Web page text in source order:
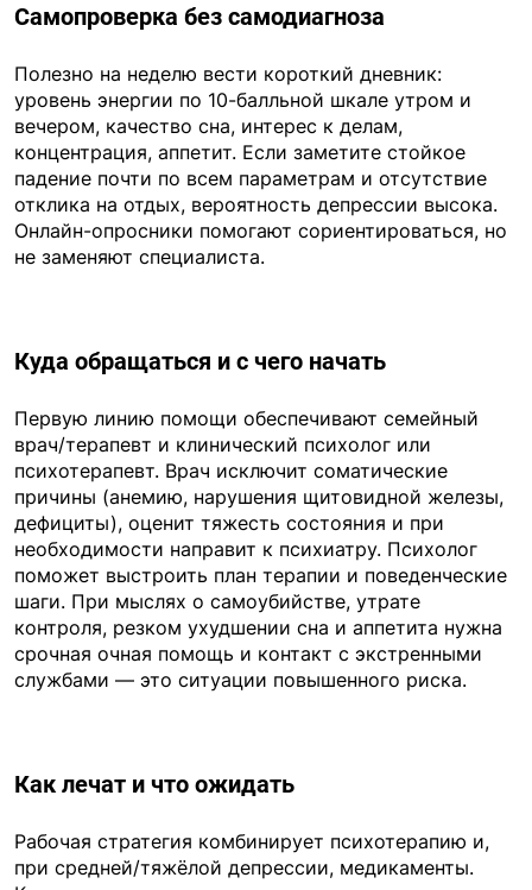
Самопроверка без самодиагноза
Полезно на неделю вести короткий дневник:
уровень энергии по 10-балльной шкале утром и
вечером, качество сна, интерес к делам,
концентрация, аппетит. Если заметите стойкое
падение почти по всем параметрам и отсутствие
отклика на отдых, вероятность депрессии высока.
Онлайн-опросники помогают сориентироваться, но
не заменяют специалиста.
Куда обращаться и с чего начать
Первую линию помощи обеспечивают семейный
врач/терапевт и клинический психолог или
психотерапевт. Врач исключит соматические
причины (анемию, нарушения щитовидной железы,
дефициты), оценит тяжесть состояния и при
необходимости направит к психиатру. Психолог
поможет выстроить план терапии и поведенческие
шаги. При мыслях о самоубийстве, утрате
контроля, резком ухудшении сна и аппетита нужна
срочная очная помощь и контакт с экстренными
службами — это ситуации повышенного риска.
Как лечат и что ожидать
Рабочая стратегия комбинирует психотерапию и,
при средней/тяжёлой депрессии, медикаменты.